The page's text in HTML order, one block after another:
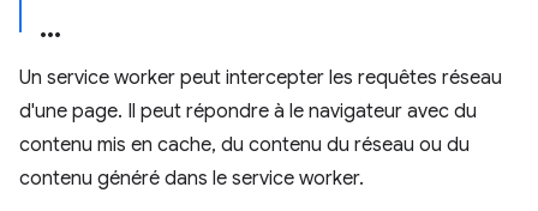
Un service worker peut intercepter les requêtes réseau
d'une page. Il peut répondre à le navigateur avec du
contenu mis en cache, du contenu du réseau ou du
contenu généré dans le service worker.